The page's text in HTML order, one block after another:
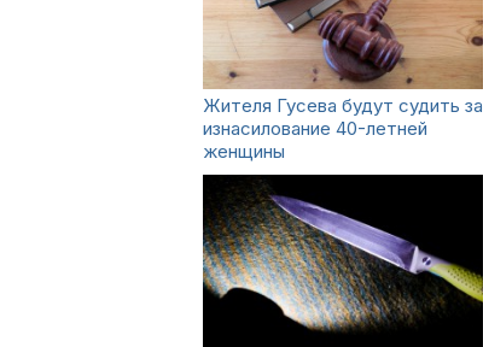
Жителя Гусева будут судить за
изнасилование 40-летней
женщины